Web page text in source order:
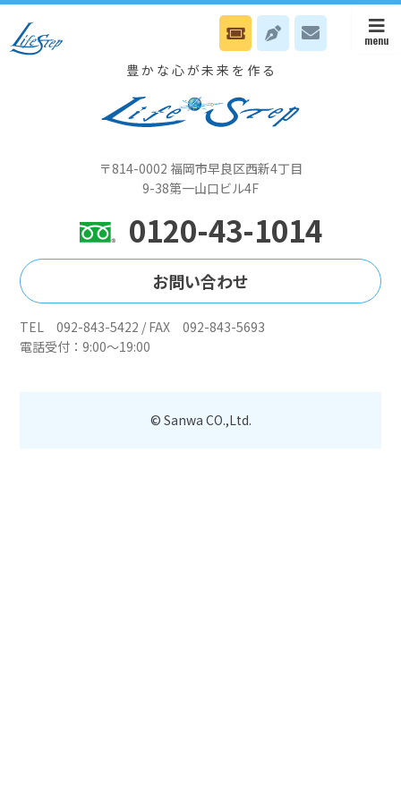
9/11 エルガーラにてプレミアムセミナーです
豊かな心が未来を作る
〒814-0002 福岡市早良区西新4丁目
9-38第一山口ビル4F
0120-43-1014
お問い合わせ
TEL 092-843-5422 / FAX 092-843-5693
電話受付：9:00～19:00
© Sanwa CO.,Ltd.